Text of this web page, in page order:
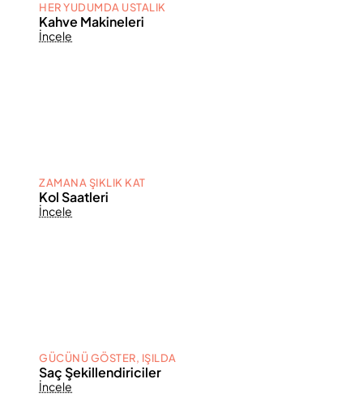
HER YUDUMDA USTALIK
Kahve Makineleri
İncele
ZAMANA ŞIKLIK KAT
Kol Saatleri
İncele
GÜCÜNÜ GÖSTER, IŞILDA
Saç Şekillendiriciler
İncele